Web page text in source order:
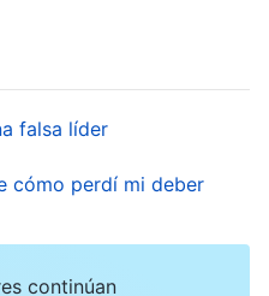
sino también
pocos resultados,
falsa líder
cómo perdí mi deber
continúan